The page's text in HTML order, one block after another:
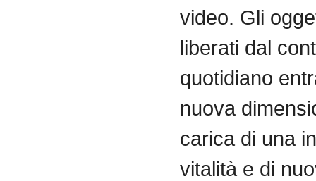
video. Gli
liberati dal
quotidiano
nuova
carica di una
vitalità e di